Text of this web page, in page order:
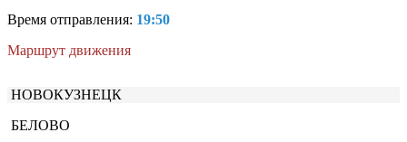
Время отправления: 19:50
Маршрут движения
НОВОКУЗНЕЦК
БЕЛОВО